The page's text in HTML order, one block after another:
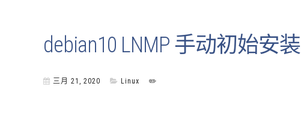
debian10 LNMP 手动初始安装
三月 21, 2020 Linux ✏️